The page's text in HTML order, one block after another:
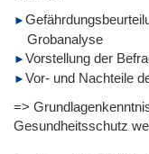
Grobanalyse
Vorstellung der
Vor- und Nachteile
=>
Gesundheitsschutz